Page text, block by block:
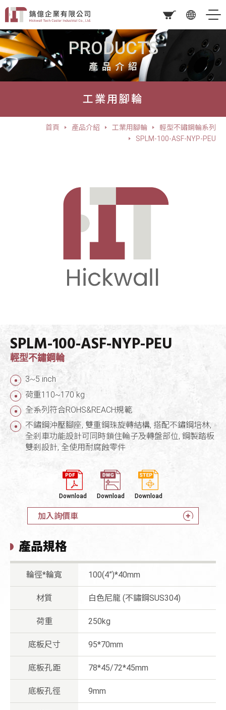
PRODUCTS
產品介紹
工業用腳輪
首頁 產品介紹 工業用腳輪
輕型不鏽鋼輪系列
SPLM-100-ASF-NYP-PEU
SPLM-100-ASF-NYP-PEU
輕型不鏽鋼輪
3~5 inch
荷重110~170 kg
全系列符合ROHS&REACH規範
不鏽鋼沖壓腳座, 雙重鋼珠旋轉結構, 搭配不鏽鋼培林,
全剎車功能設計可同時鎖住輪子及轉盤部位, 鋼製踏板
雙剎設計, 全使用耐腐蝕零件
Download Download Download
加入詢價車
產品規格
輪徑*輪寬 100(4”)*40mm
材質 白色尼龍 (不鏽鋼SUS304)
荷重 250kg
底板尺寸 95*70mm
底板孔距 78*45/72*45mm
底板孔徑 9mm